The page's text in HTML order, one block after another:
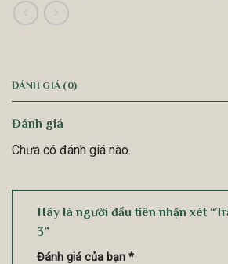
ĐÁNH GIÁ (0)
Đánh giá
Chưa có đánh giá nào.
Hãy là người đầu tiên nhận xét
3”
Đánh giá của bạn *